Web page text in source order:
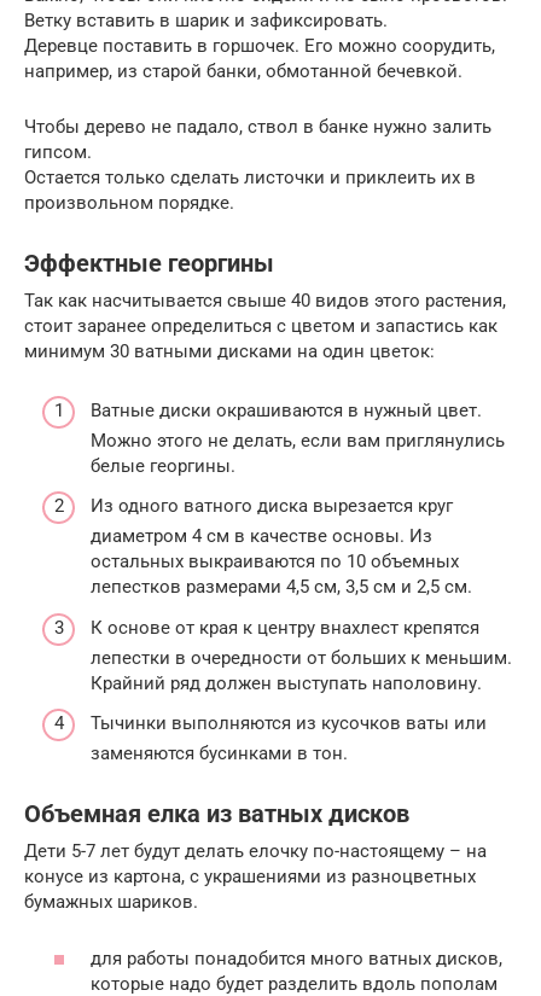
Ветку вставить в шарик и зафиксировать.
Деревце поставить в горшочек. Его можно соорудить,
например, из старой банки, обмотанной бечевкой.
Чтобы дерево не падало, ствол в банке нужно залить
гипсом.
Остается только сделать листочки и приклеить их в
произвольном порядке.
Эффектные георгины
Так как насчитывается свыше 40 видов этого растения,
стоит заранее определиться с цветом и запастись как
минимум 30 ватными дисками на один цветок:
Ватные диски окрашиваются в нужный цвет.
Можно этого не делать, если вам приглянулись
белые георгины.
Из одного ватного диска вырезается круг
диаметром 4 см в качестве основы. Из
остальных выкраиваются по 10 объемных
лепестков размерами 4,5 см, 3,5 см и 2,5 см.
К основе от края к центру внахлест крепятся
лепестки в очередности от больших к меньшим.
Крайний ряд должен выступать наполовину.
Тычинки выполняются из кусочков ваты или
заменяются бусинками в тон.
Объемная елка из ватных дисков
Дети 5-7 лет будут делать елочку по-настоящему – на
конусе из картона, с украшениями из разноцветных
бумажных шариков.
для работы понадобится много ватных дисков,
которые надо будет разделить вдоль пополам